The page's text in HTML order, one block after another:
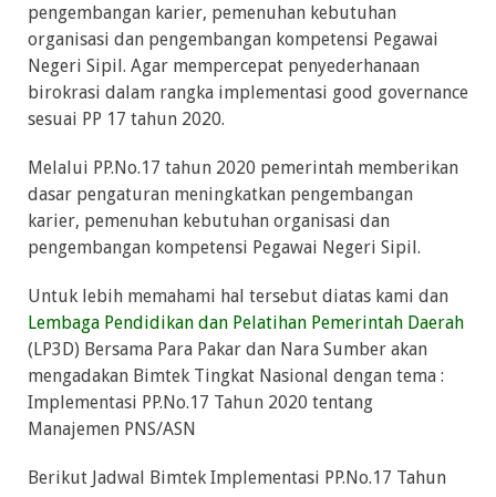
pengembangan karier, pemenuhan kebutuhan
organisasi dan pengembangan kompetensi Pegawai
Negeri Sipil. Agar mempercepat penyederhanaan
birokrasi dalam rangka implementasi good governance
sesuai PP 17 tahun 2020.
Melalui PP.No.17 tahun 2020 pemerintah memberikan
dasar pengaturan meningkatkan pengembangan
karier, pemenuhan kebutuhan organisasi dan
pengembangan kompetensi Pegawai Negeri Sipil.
Untuk lebih memahami hal tersebut diatas kami dan
Lembaga Pendidikan dan Pelatihan Pemerintah Daerah
(LP3D) Bersama Para Pakar dan Nara Sumber akan
mengadakan Bimtek Tingkat Nasional dengan tema :
Implementasi PP.No.17 Tahun 2020 tentang
Manajemen PNS/ASN
Berikut Jadwal Bimtek Implementasi PP.No.17 Tahun